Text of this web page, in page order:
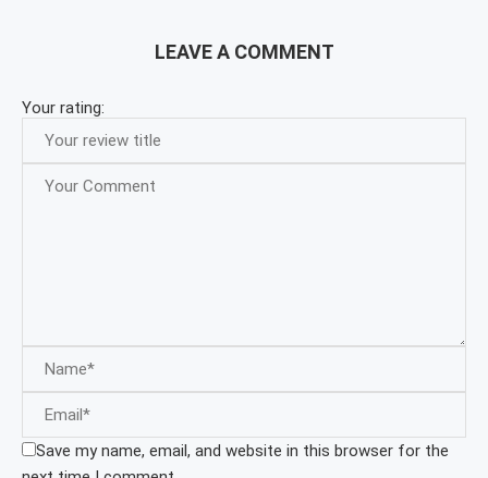
LEAVE A COMMENT
Your rating:
Save my name, email, and website in this browser for the